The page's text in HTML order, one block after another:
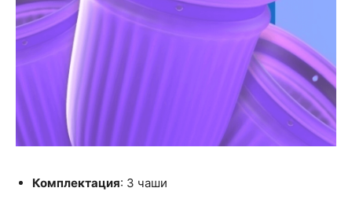
Комплектация: 3 чаши